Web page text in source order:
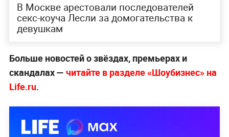
В Москве арестовали последователей
секс-коуча Лесли за домогательства к
девушкам
Больше новостей о звёздах, премьерах и
скандалах — читайте в разделе «Шоубизнес» на
Life.ru.